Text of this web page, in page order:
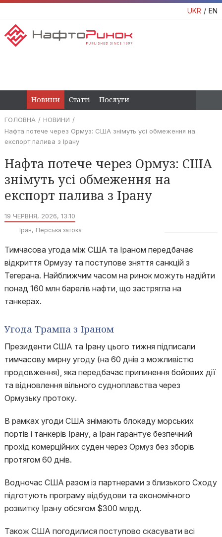
UKR EN
Новини Статті Послуги
ГОЛОВНА
НОВИНИ
Нафта потече через Ормуз: США знімуть усі обмеження на
експорт палива з Ірану
Нафта потече через Ормуз: США
знімуть усі обмеження на
експорт палива з Ірану
19 ЧЕРВНЯ, 2026, 13:10
Іран Перська затока
Тимчасова угода між США та Іраном передбачає
відкриття Ормузу та поступове зняття санкцій з
Тегерана. Найближчим часом на ринок можуть надійти
понад 160 млн барелів нафти, що застрягла на
танкерах.
Угода Трампа з Іраном
Президенти США та Ірану цього тижня підписали
тимчасову мирну угоду (на 60 днів з можливістю
продовження), яка передбачає припинення бойових дії
та відновлення вільного судноплавства через
Ормузьку протоку.
В рамках угоди США знімають блокаду морських
портів і танкерів Ірану, а Іран гарантує безпечний
прохід комерційних суден через Ормуз без зборів
протягом 60 днів.
Водночас США разом із партнерами з близького Сходу
підготують програму відбудови та економічного
розвитку Ірану обсягом $300 млрд.
Також США погодилися поступово скасувати всі